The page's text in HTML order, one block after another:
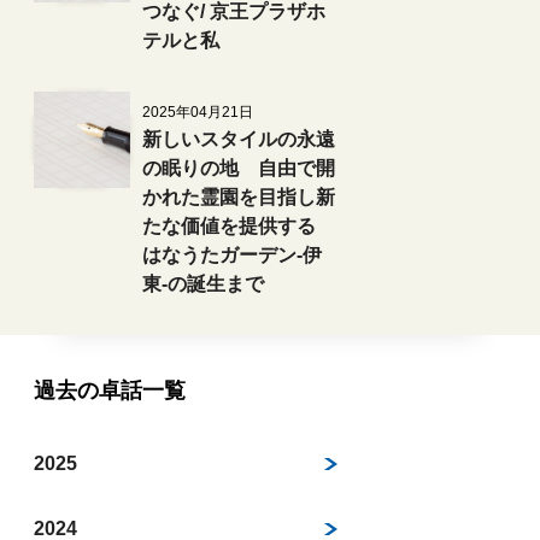
つなぐ/ 京王プラザホ
テルと私
2025年04月21日
新しいスタイルの永遠
の眠りの地 自由で開
かれた霊園を目指し新
たな価値を提供する
はなうたガーデン-伊
東-の誕生まで
過去の卓話一覧
2025
2024